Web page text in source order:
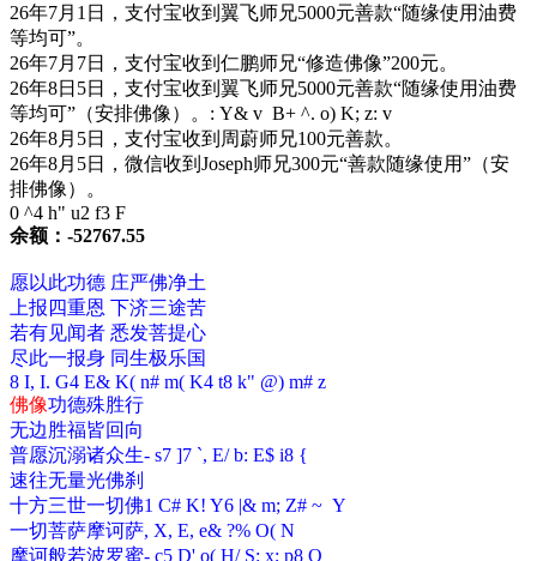
26年7月1日，支付宝收到翼飞师兄5000元善款“随缘使用油费
等均可”。
26年7月7日，支付宝收到仁鹏师兄“修造佛像”200元。
26年8日5日，支付宝收到翼飞师兄5000元善款“随缘使用油费
等均可”（安排佛像）。 : Y& v B+ ^. o) K; z: v
26年8月5日，支付宝收到周蔚师兄100元善款。
26年8月5日，微信收到Joseph师兄300元“善款随缘使用”（安
排佛像）。
0 ^4 h" u2 f3 F
余额：-52767.55
愿以此功德 庄严佛净土
上报四重恩 下济三途苦
若有见闻者 悉发菩提心
尽此一报身 同生极乐国
8 I, I. G4 E& K( n# m( K4 t8 k" @) m# z
佛像功德殊胜行
无边胜福皆回向
普愿沉溺诸众生- s7 ]7 `, E/ b: E$ i8 {
速往无量光佛刹
十方三世一切佛1 C# K! Y6 |& m; Z# ~ Y
一切菩萨摩诃萨, X, E, e& ?% O( N
摩诃般若波罗蜜- c5 D' o( H/ S: x; p8 O